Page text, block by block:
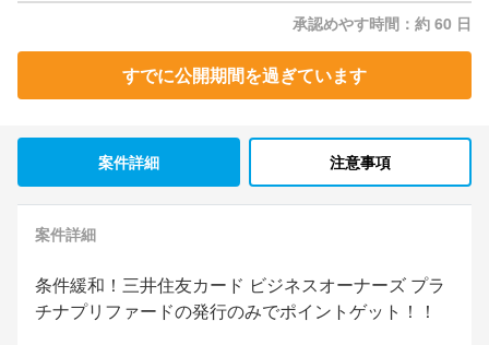
承認めやす時間：約 60 日
すでに公開期間を過ぎています
案件詳細 注意事項
案件詳細
条件緩和！三井住友カード ビジネスオーナーズ プラ
チナプリファードの発行のみでポイントゲット！！